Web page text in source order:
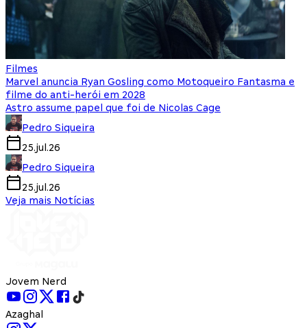
Filmes
Marvel anuncia Ryan Gosling como Motoqueiro Fantasma e
filme do anti-herói em 2028
Astro assume papel que foi de Nicolas Cage
Pedro Siqueira
25.jul.26
Pedro Siqueira
25.jul.26
Veja mais Notícias
Jovem Nerd
Azaghal